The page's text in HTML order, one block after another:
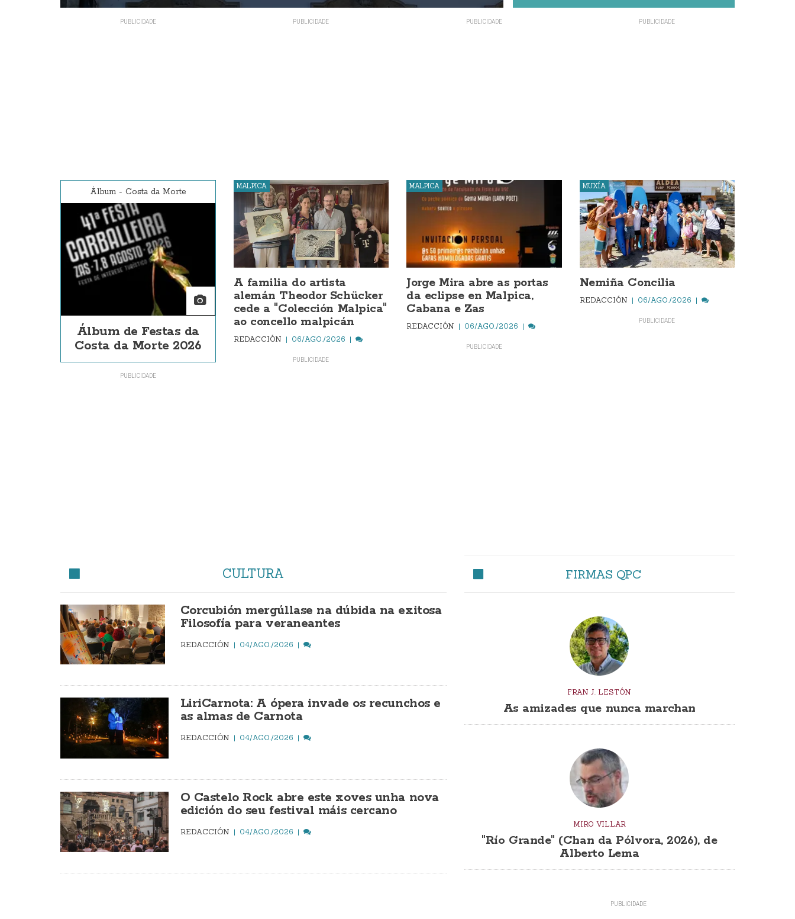
Álbum - Costa da Morte
Álbum de Festas da
Costa da Morte 2026
MALPICA
A familia do artista
alemán Theodor Schücker
cede a "Colección Malpica"
ao concello malpicán
REDACCIÓN 06/AGO./2026
MALPICA
Jorge Mira abre as portas
da eclipse en Malpica,
Cabana e Zas
REDACCIÓN 06/AGO./2026
MUXÍA
Nemiña Concilia
REDACCIÓN 06/AGO./2026
CULTURA
Corcubión mergúllase na dúbida na exitosa
Filosofía para veraneantes
REDACCIÓN 04/AGO./2026
LiriCarnota: A ópera invade os recunchos e
as almas de Carnota
REDACCIÓN 04/AGO./2026
O Castelo Rock abre este xoves unha nova
edición do seu festival máis cercano
REDACCIÓN 04/AGO./2026
FIRMAS QPC
FRAN J. LESTÓN
As amizades que nunca marchan
MIRO VILLAR
"Río Grande" (Chan da Pólvora, 2026), de
Alberto Lema